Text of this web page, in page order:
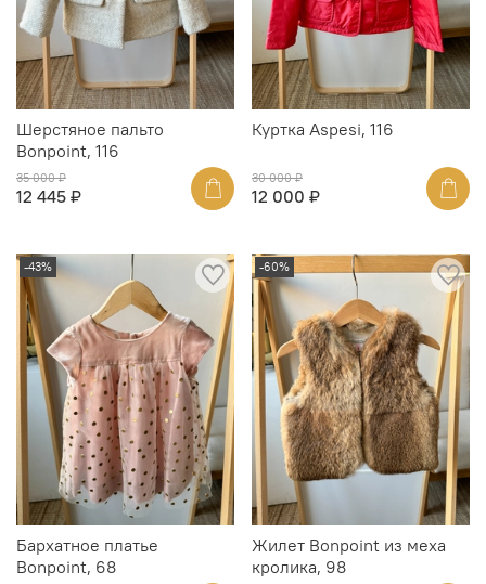
Шерстяное пальто
Bonpoint, 116
35 000 ₽
12 445 ₽
Куртка Aspesi, 116
30 000 ₽
12 000 ₽
-43%
Бархатное платье
Bonpoint, 68
-60%
Жилет Bonpoint из меха
кролика, 98